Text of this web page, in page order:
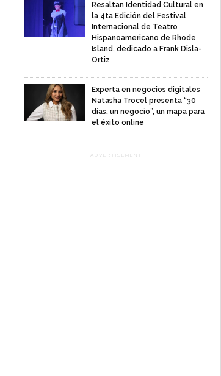
Resaltan Identidad Cultural en
la 4ta Edición del Festival
Internacional de Teatro
Hispanoamericano de Rhode
Island, dedicado a Frank Disla-
Ortiz
Experta en negocios digitales
Natasha Trocel presenta “30
días, un negocio”, un mapa para
el éxito online
ADVERTISEMENT